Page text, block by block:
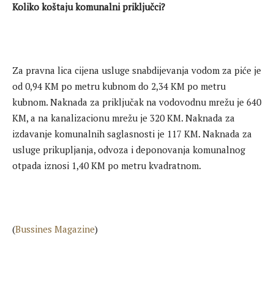
Koliko koštaju komunalni priključci?
Za pravna lica cijena usluge snabdijevanja vodom za piće je
od 0,94 KM po metru kubnom do 2,34 KM po metru
kubnom. Naknada za priključak na vodovodnu mrežu je 640
KM, a na kanalizacionu mrežu je 320 KM. Naknada za
izdavanje komunalnih saglasnosti je 117 KM. Naknada za
usluge prikupljanja, odvoza i deponovanja komunalnog
otpada iznosi 1,40 KM po metru kvadratnom.
(Bussines Magazine)